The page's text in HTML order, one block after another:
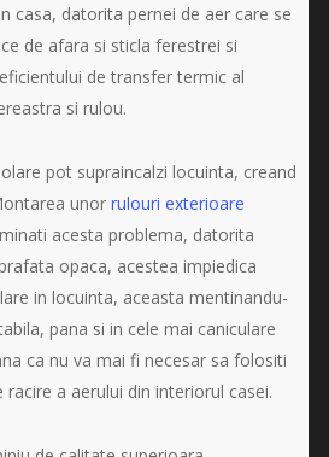
casa, datorita pernei de aer care se
de afara si sticla ferestrei si
de transfer termic al
si rulou.
pot supraincalzi locuinta, creand
unor rulouri exterioare
acesta problema, datorita
opaca, acestea impiedica
in locuinta, aceasta mentinandu-
pana si in cele mai caniculare
ca nu va mai fi necesar sa folositi
a aerului din interiorul casei.